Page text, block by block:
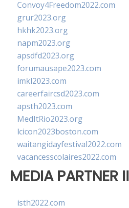
Convoy4Freedom2022.com
grur2023.org
hkhk2023.org
napm2023.org
apsdfd2023.org
forumausape2023.com
imkl2023.com
careerfaircsd2023.com
apsth2023.com
MedItRio2023.org
lcicon2023boston.com
waitangidayfestival2022.com
vacancesscolaires2022.com
MEDIA PARTNER II
isth2022.com